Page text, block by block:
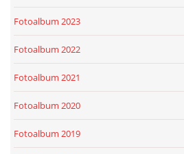
Fotoalbum 2023
Fotoalbum 2022
Fotoalbum 2021
Fotoalbum 2020
Fotoalbum 2019